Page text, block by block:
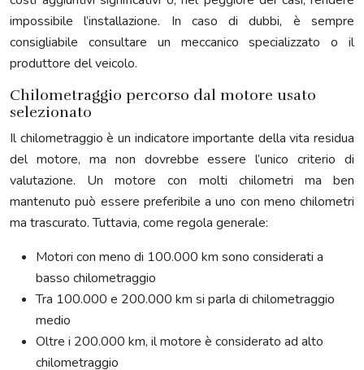
impossibile l’installazione. In caso di dubbi, è sempre
consigliabile consultare un meccanico specializzato o il
produttore del veicolo.
Chilometraggio percorso dal motore usato
selezionato
Il chilometraggio è un indicatore importante della vita residua
del motore, ma non dovrebbe essere l’unico criterio di
valutazione. Un motore con molti chilometri ma ben
mantenuto può essere preferibile a uno con meno chilometri
ma trascurato. Tuttavia, come regola generale:
Motori con meno di 100.000 km sono considerati a
basso chilometraggio
Tra 100.000 e 200.000 km si parla di chilometraggio
medio
Oltre i 200.000 km, il motore è considerato ad alto
chilometraggio